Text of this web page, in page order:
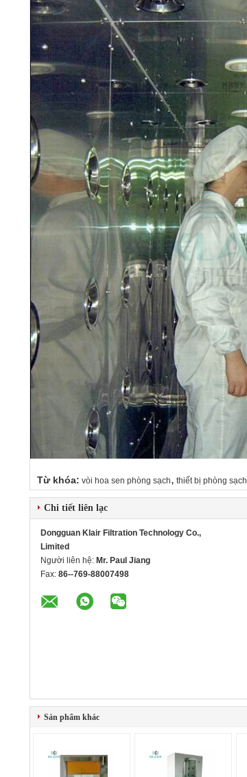
Từ khóa: vòi hoa sen phòng sạch, thiết bị phòng sạch
Chi tiết liên lạc
Dongguan Klair Filtration Technology Co.,
Limited
Người liên hệ: Mr. Paul Jiang
Fax: 86--769-88007498
Sản phẩm khác